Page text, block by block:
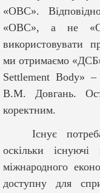
«ОВС».
«ОВС», а не
використовувати
ми отримаємо
Settlement Body» –
В.М. Довгань.
коректним.
Існує
оскільки існуючі
міжнародного
доступну для